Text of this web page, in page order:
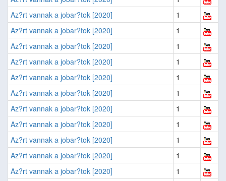
Az?rt vannak a jobar?tok [2020]
1
Az?rt vannak a jobar?tok [2020]
1
Az?rt vannak a jobar?tok [2020]
1
Az?rt vannak a jobar?tok [2020]
1
Az?rt vannak a jobar?tok [2020]
1
Az?rt vannak a jobar?tok [2020]
1
Az?rt vannak a jobar?tok [2020]
1
Az?rt vannak a jobar?tok [2020]
1
Az?rt vannak a jobar?tok [2020]
1
Az?rt vannak a jobar?tok [2020]
1
Az?rt vannak a jobar?tok [2020]
1